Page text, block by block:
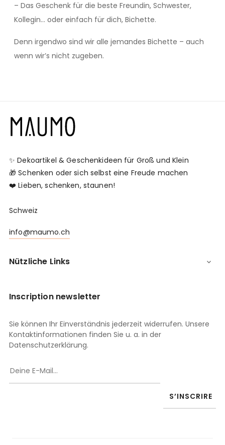
– Das Geschenk für die beste Freundin, Schwester,
Kollegin… oder einfach für dich, Bichette.
Denn irgendwo sind wir alle jemandes Bichette – auch
wenn wir’s nicht zugeben.
✨ Dekoartikel & Geschenkideen für Groß und Klein
🎁 Schenken oder sich selbst eine Freude machen
❤️ Lieben, schenken, staunen!
Schweiz
info@maumo.ch
Nützliche Links 
Inscription newsletter
Sie können Ihr Einverständnis jederzeit widerrufen. Unsere
Kontaktinformationen finden Sie u. a. in der
Datenschutzerklärung.
S’INSCRIRE